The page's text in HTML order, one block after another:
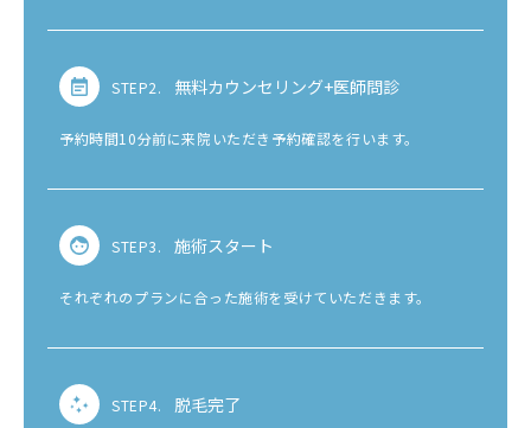
STEP2. 無料カウンセリング+医師問診
予約時間10分前に来院いただき予約確認を行います。
STEP3. 施術スタート
それぞれのプランに合った施術を受けていただきます。
STEP4. 脱毛完了